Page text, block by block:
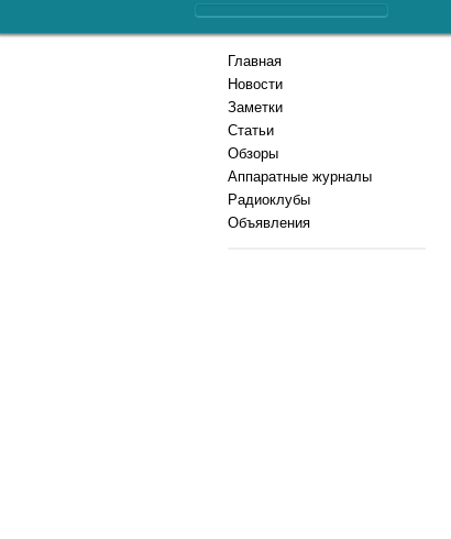
Главная
Новости
Заметки
Статьи
Обзоры
Аппаратные журналы
Радиоклубы
Объявления